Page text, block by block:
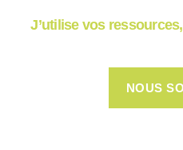
J’utilise vos
NOUS